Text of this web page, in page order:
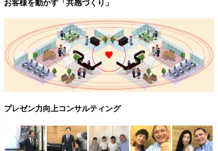
お客様を動かす「共感づくり」
プレゼン力向上コンサルティング